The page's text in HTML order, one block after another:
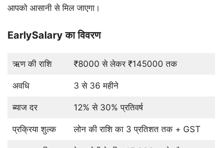
आपको आसानी से मिल जाएगा।
EarlySalary का विवरण
ऋण की राशि ₹8000 से लेकर ₹145000 तक
अवधि 3 से 36 महीने
ब्याज दर 12% से 30% प्रतिवर्ष
प्रक्रिया शुल्क लोन की राशि का 3 प्रतिशत तक + GST